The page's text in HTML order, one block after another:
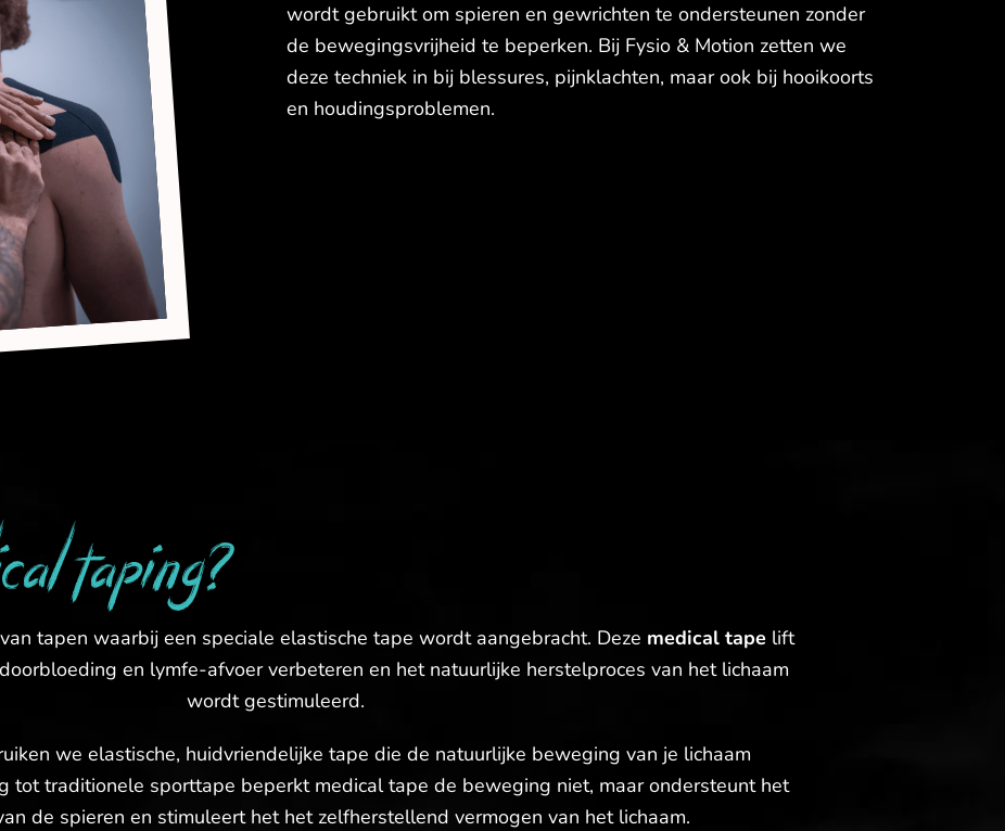
wordt gebruikt om spieren en gewrichten te ondersteunen zonder
de bewegingsvrijheid te beperken. Bij Fysio & Motion zetten we
deze techniek in bij blessures, pijnklachten, maar ook bij hooikoorts
en houdingsproblemen.
taping?
tapen waarbij een speciale elastische tape wordt aangebracht. Deze medical tape lift
en lymfe-afvoer verbeteren en het natuurlijke herstelproces van het lichaam
wordt gestimuleerd.
we elastische, huidvriendelijke tape die de natuurlijke beweging van je lichaam
tot traditionele sporttape beperkt medical tape de beweging niet, maar ondersteunt het
de spieren en stimuleert het het zelfherstellend vermogen van het lichaam.